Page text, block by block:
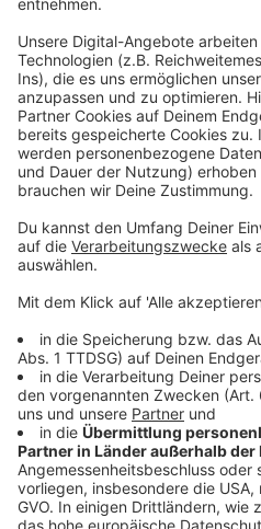
powered by
Was haben die Fälle von zwei
mit dem mysteriösen Anruf
ihren Ermittlungen schnell
Killer…
Anzeige
© Copyright: Netflix
Schnappt sich der Täter die
Plattform?
Anzeige
©Copyright: Netflix
Polizist Brandao (Eduardo
Geheimnis in sich.